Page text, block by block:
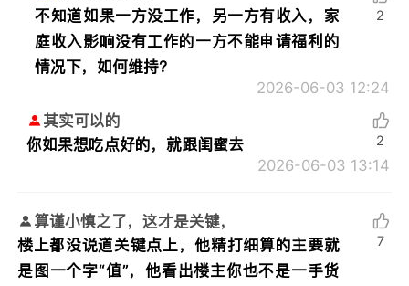
不知道如果一方没工作，另一方有收入，家
庭收入影响没有工作的一方不能申请福利的
情况下，如何维持？
2026-06-03 12:24
2
其实可以的
你如果想吃点好的，就跟闺蜜去
2026-06-03 13:14
2
算谨小慎之了，这才是关键，
楼上都没说道关键点上，他精打细算的主要就
是图一个字“值”，他看出楼主你也不是一手货
7